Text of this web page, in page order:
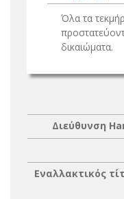
Όλα τα
δικαιώματα.
Διεύθυνση
Εναλλακτικός